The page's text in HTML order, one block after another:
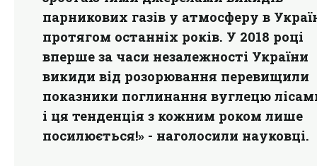
парникових газів у атмосферу в
протягом останніх років. У 2018 році
вперше за часи незалежності України
викиди від розорювання перевищили
показники поглинання вуглецю
і ця тенденція з кожним роком лише
посилюється!» - наголосили науковці.